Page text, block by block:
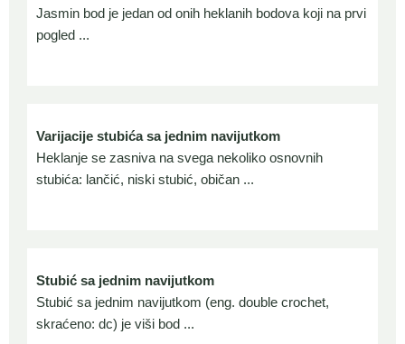
Jasmin bod je jedan od onih heklanih bodova koji na prvi
pogled ...
Varijacije stubića sa jednim navijutkom
Heklanje se zasniva na svega nekoliko osnovnih
stubića: lančić, niski stubić, običan ...
Stubić sa jednim navijutkom
Stubić sa jednim navijutkom (eng. double crochet,
skraćeno: dc) je viši bod ...